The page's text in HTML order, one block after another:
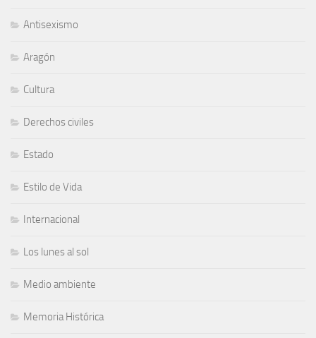
Antisexismo
Aragón
Cultura
Derechos civiles
Estado
Estilo de Vida
Internacional
Los lunes al sol
Medio ambiente
Memoria Histórica